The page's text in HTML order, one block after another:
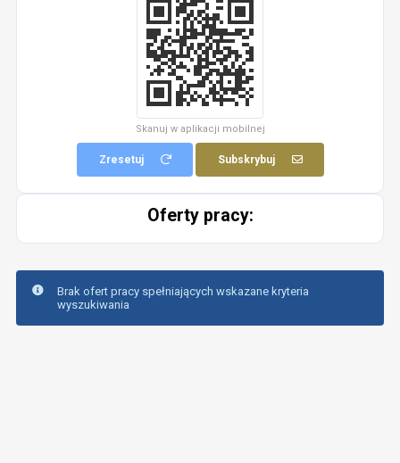
Skanuj w aplikacji mobilnej
Zresetuj Subskrybuj
Oferty pracy:
Brak ofert pracy spełniających wskazane kryteria
wyszukiwania